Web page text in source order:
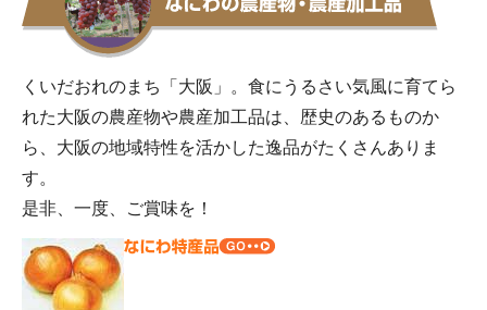
くいだおれのまち「大阪」。食にうるさい気風に育てら
れた大阪の農産物や農産加工品は、歴史のあるものか
ら、大阪の地域特性を活かした逸品がたくさんありま
す。
是非、一度、ご賞味を！